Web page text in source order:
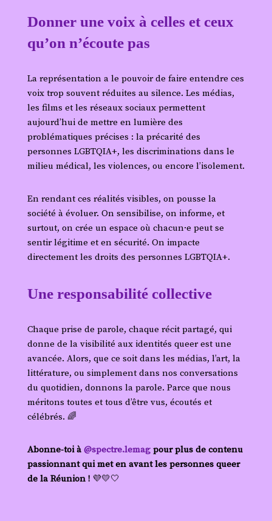
Donner une voix à celles et ceux
qu’on n’écoute pas
La représentation a le pouvoir de faire entendre ces
voix trop souvent réduites au silence. Les médias,
les films et les réseaux sociaux permettent
aujourd’hui de mettre en lumière des
problématiques précises : la précarité des
personnes LGBTQIA+, les discriminations dans le
milieu médical, les violences, ou encore l’isolement.
En rendant ces réalités visibles, on pousse la
société à évoluer. On sensibilise, on informe, et
surtout, on crée un espace où chacun·e peut se
sentir légitime et en sécurité. On impacte
directement les droits des personnes LGBTQIA+.
Une responsabilité collective
Chaque prise de parole, chaque récit partagé, qui
donne de la visibilité aux identités queer est une
avancée. Alors, que ce soit dans les médias, l’art, la
littérature, ou simplement dans nos conversations
du quotidien, donnons la parole. Parce que nous
méritons toutes et tous d’être vus, écoutés et
célébrés. 🌈
Abonne-toi à @spectre.lemagpour plus de contenu
passionnant qui met en avant les personnes queer
de la Réunion !💜💛🤍